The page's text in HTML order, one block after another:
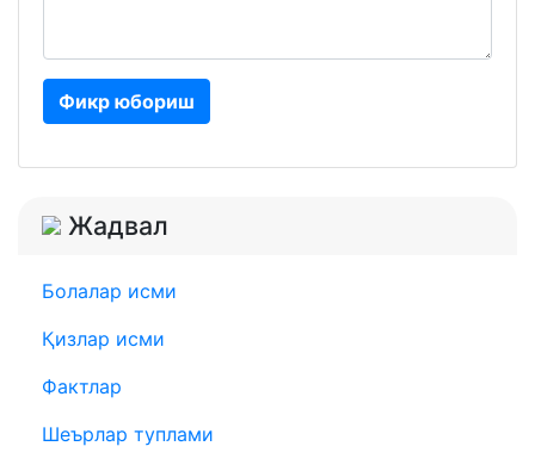
Фикр юбориш
Жадвал
Болалар исми
Қизлар исми
Фактлар
Шеърлар туплами